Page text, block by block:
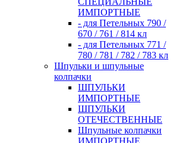
ИМПОРТНЫЕ
- для Петельных 790 /
670 / 761 / 814 кл
- для Петельных 771 /
780 / 781 / 782 / 783 кл
Шпульки и шпульные
колпачки
ШПУЛЬКИ
ИМПОРТНЫЕ
ШПУЛЬКИ
ОТЕЧЕСТВЕННЫЕ
Шпульные колпачки
ИМПОРТНЫЕ